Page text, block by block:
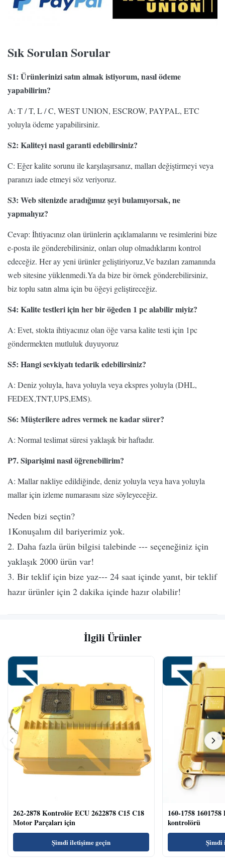
Sık Sorulan Sorular
S1: Ürünlerinizi satın almak istiyorum, nasıl ödeme
yapabilirim?
A: T / T, L / C, WEST UNION, ESCROW, PAYPAL, ETC
yoluyla ödeme yapabilirsiniz.
S2: Kaliteyi nasıl garanti edebilirsiniz?
C: Eğer kalite sorunu ile karşılaşırsanız, malları değiştirmeyi veya
paranızı iade etmeyi söz veriyoruz.
S3: Web sitenizde aradığımız şeyi bulamıyorsak, ne
yapmalıyız?
Cevap: İhtiyacınız olan ürünlerin açıklamalarını ve resimlerini bize
e-posta ile gönderebilirsiniz, onları olup olmadıklarını kontrol
edeceğiz. Her ay yeni ürünler geliştiriyoruz,Ve bazıları zamanında
web sitesine yüklenmedi.Ya da bize bir örnek gönderebilirsiniz,
biz toplu satın alma için bu öğeyi geliştireceğiz.
S4: Kalite testleri için her bir öğeden 1 pc alabilir miyiz?
A: Evet, stokta ihtiyacınız olan öğe varsa kalite testi için 1pc
göndermekten mutluluk duyuyoruz
S5: Hangi sevkiyatı tedarik edebilirsiniz?
A: Deniz yoluyla, hava yoluyla veya ekspres yoluyla (DHL,
FEDEX,TNT,UPS,EMS).
S6: Müşterilere adres vermek ne kadar sürer?
A: Normal teslimat süresi yaklaşık bir haftadır.
P7. Siparişimi nasıl öğrenebilirim?
A: Mallar nakliye edildiğinde, deniz yoluyla veya hava yoluyla
mallar için izleme numarasını size söyleyeceğiz.
Neden bizi seçtin?
1Konuşalım dil bariyerimiz yok.
2. Daha fazla ürün bilgisi talebinde --- seçeneğiniz için
yaklaşık 2000 ürün var!
3. Bir teklif için bize yaz--- 24 saat içinde yanıt, bir teklif
hazır ürünler için 2 dakika içinde hazır olabilir!
İlgili Ürünler
262-2878 Kontrolör ECU 2622878 C15 C18
Motor Parçaları için
Şimdi iletişime geçin
160-1758
kontrolörü
Şimdi